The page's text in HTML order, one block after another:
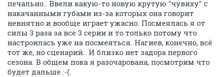
печально.. Ввели какую-то новую крутую "чувиху" с
накачанными губами из-за которых она говорит
невнятно и вообще играет ужасно. Посмеялась я от
силы 3 раза за все 3 серии и то только потому что
настроилась уже на посмеяться. Нагиев, конечно, всё
тот же, но сценарий.. И близко нет задора первого
сезона. В общем пока я разочарована, посмотрим что
будет дальше :-(.